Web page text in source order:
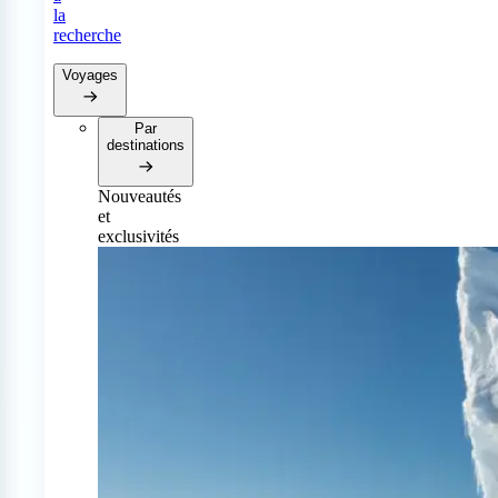
la
recherche
Voyages
Par
destinations
Nouveautés
et
exclusivités